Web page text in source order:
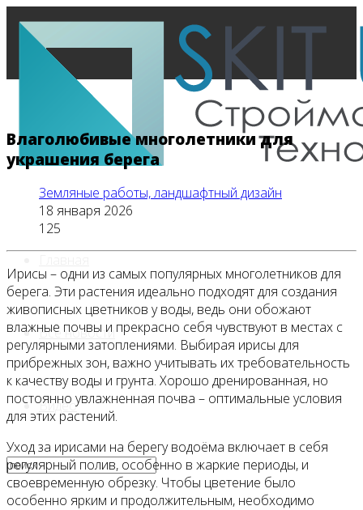
Все новости
Видео
Влаголюбивые многолетники для
украшения берега
Земляные работы, ландшафтный дизайн
18 января 2026
125
Ирисы – одни из самых популярных многолетников для
берега. Эти растения идеально подходят для создания
живописных цветников у воды, ведь они обожают
влажные почвы и прекрасно себя чувствуют в местах с
регулярными затоплениями. Выбирая ирисы для
прибрежных зон, важно учитывать их требовательность
к качеству воды и грунта. Хорошо дренированная, но
постоянно увлажненная почва – оптимальные условия
для этих растений.
Уход за ирисами на берегу водоёма включает в себя
регулярный полив, особенно в жаркие периоды, и
своевременную обрезку. Чтобы цветение было
особенно ярким и продолжительным, необходимо